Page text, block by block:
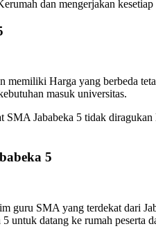
dan mengerjakan
memiliki Harga yang berbeda
masuk universitas.
SMA Jababeka 5 tidak
5
guru SMA yang terdekat dari
untuk datang ke rumah peserta